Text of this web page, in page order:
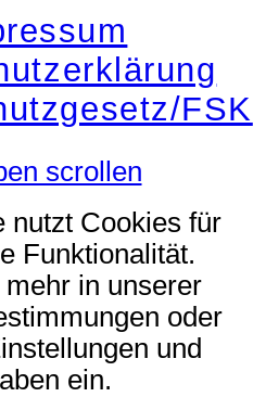
FSK
scrollen
nutzt Cookies für
Funktionalität.
in unserer
oder
und
ein.